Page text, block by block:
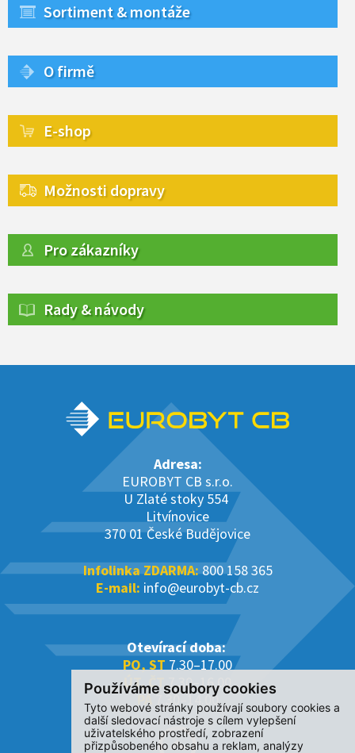
Používáme soubory cookies
Tyto webové stránky používají soubory cookies a
další sledovací nástroje s cílem vylepšení
uživatelského prostředí, zobrazení
přizpůsobeného obsahu a reklam, analýzy
Sortiment & montáže
O firmě
E-shop
Možnosti dopravy
Pro zákazníky
Rady & návody
Adresa:
EUROBYT CB s.r.o.
U Zlaté stoky 554
Litvínovice
370 01 České Budějovice
Infolinka ZDARMA:800 158 365
E-mail: info@eurobyt-cb.cz
Otevírací doba:
PO, ST 7.30–17.00
ÚT, ČT7.30–16.00
PÁ7.30–14.00